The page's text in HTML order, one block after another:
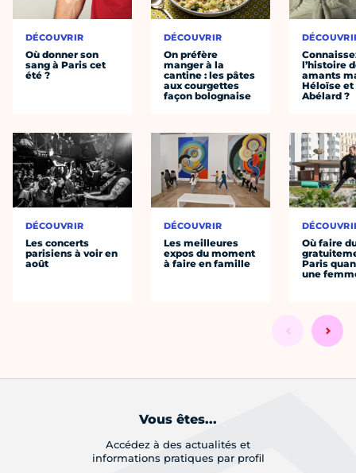
DÉCOUVRIR
Où donner son
sang à Paris cet
été ?
DÉCOUVRIR
Les concerts
parisiens à voir en
août
DÉCOUVRIR
On préfère
manger à la
cantine : les pâtes
aux courgettes
façon bolognaise
DÉCOUVRIR
Les meilleures
expos du moment
à faire en famille
l’histoire
amants
Héloïse et
Abélard ?
Où faire
Paris
une
Vous êtes...
Accédez à des actualités et
informations pratiques par profil